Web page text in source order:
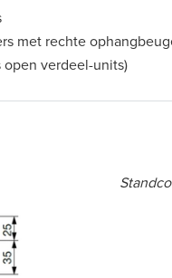
met rechte
verdeel-units)